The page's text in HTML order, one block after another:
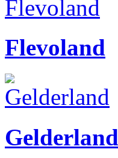
Flevoland
Gelderland